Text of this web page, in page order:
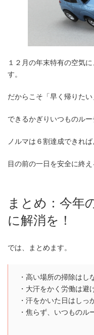
１２月の年末特有の空気
す。
だからこそ「早く帰りた
できるかぎりいつものルー
ノルマは６割達成できれば
目の前の一日を安全に終
まとめ：今年
に解消を！
では、まとめます。
・高い場所の掃除はし
・大汗をかく労働は避
・汗をかいた日はしっ
・焦らず、いつものル